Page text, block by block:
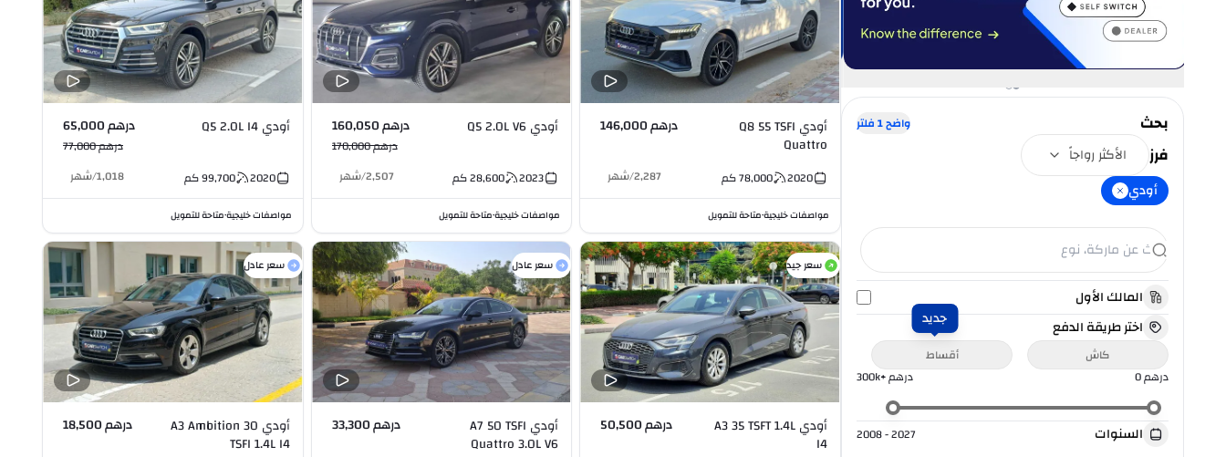
بحث واضح1فلتر
فرز
الأكثر رواجاً
أودي
المالك الأول
اختر طريقة الدفع
كاش
جديد
أقساط
درهم0 درهم300k+
السنوات 2008 - 2027
أودي Q8 55 TSFI
Quattro
درهم 146,000
2020
78,000كم 2,287
/شهر
مواصفات خليجية•متاحة للتمويل
أودي Q5 2.0L V6 درهم 160,050
درهم 170,000
2023
28,600كم 2,507
/شهر
مواصفات خليجية•متاحة للتمويل
أودي Q5 2.0L I4 درهم 65,000
درهم 77,000
2020
99,700كم 1,018
/شهر
مواصفات خليجية•متاحة للتمويل
سعر جيد
أودي A3 35 TSFT 1.4L
I4
درهم 50,500
سعر عادل
أودي A7 50 TSFI
Quattro 3.0L V6
درهم 33,300
سعر عادل
أودي A3 Ambition 30
TSFI 1.4L I4
درهم 18,500